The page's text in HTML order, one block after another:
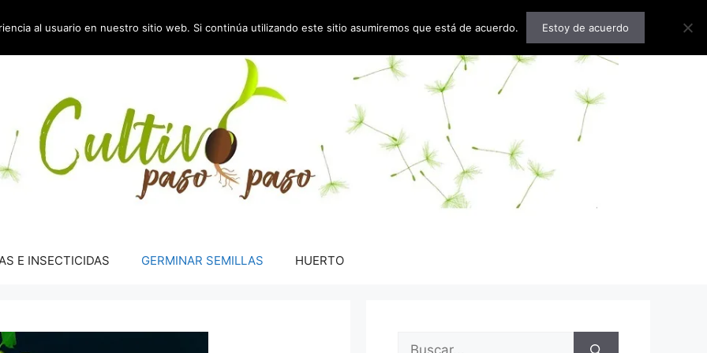
E INSECTICIDAS GERMINAR SEMILLAS HUERTO
Buscar:
al usuario en nuestro sitio web. Si continúa utilizando este sitio asumiremos que está de acuerdo. Estoy de acuerdo